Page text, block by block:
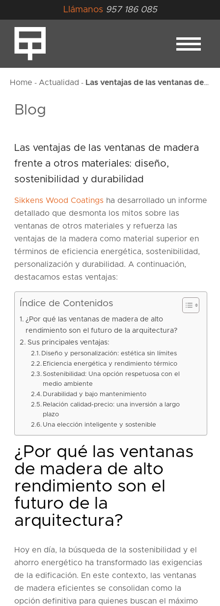
Llámanos 957 186 085
Home - Actualidad - Las ventajas de las ventanas de madera frente a otros materiales: diseño, sostenibilidad y durabilidad
Blog
Las ventajas de las ventanas de madera
frente a otros materiales: diseño,
sostenibilidad y durabilidad
Sikkens Wood Coatings ha desarrollado un informe
detallado que desmonta los mitos sobre las
ventanas de otros materiales y refuerza las
ventajas de la madera como material superior en
términos de eficiencia energética, sostenibilidad,
personalización y durabilidad. A continuación,
destacamos estas ventajas:
Índice de Contenidos
¿Por qué las ventanas de madera de alto
rendimiento son el futuro de la arquitectura?
Sus principales ventajas:
Diseño y personalización: estética sin límites
Eficiencia energética y rendimiento térmico
Sostenibilidad: Una opción respetuosa con el
medio ambiente
Durabilidad y bajo mantenimiento
Relación calidad-precio: una inversión a largo
plazo
Una elección inteligente y sostenible
¿Por qué las ventanas
de madera de alto
rendimiento son el
futuro de la
arquitectura?
Hoy en día, la búsqueda de la sostenibilidad y el
ahorro energético ha transformado las exigencias
de la edificación. En este contexto, las ventanas
de madera eficientes se consolidan como la
opción definitiva para quienes buscan el máximo